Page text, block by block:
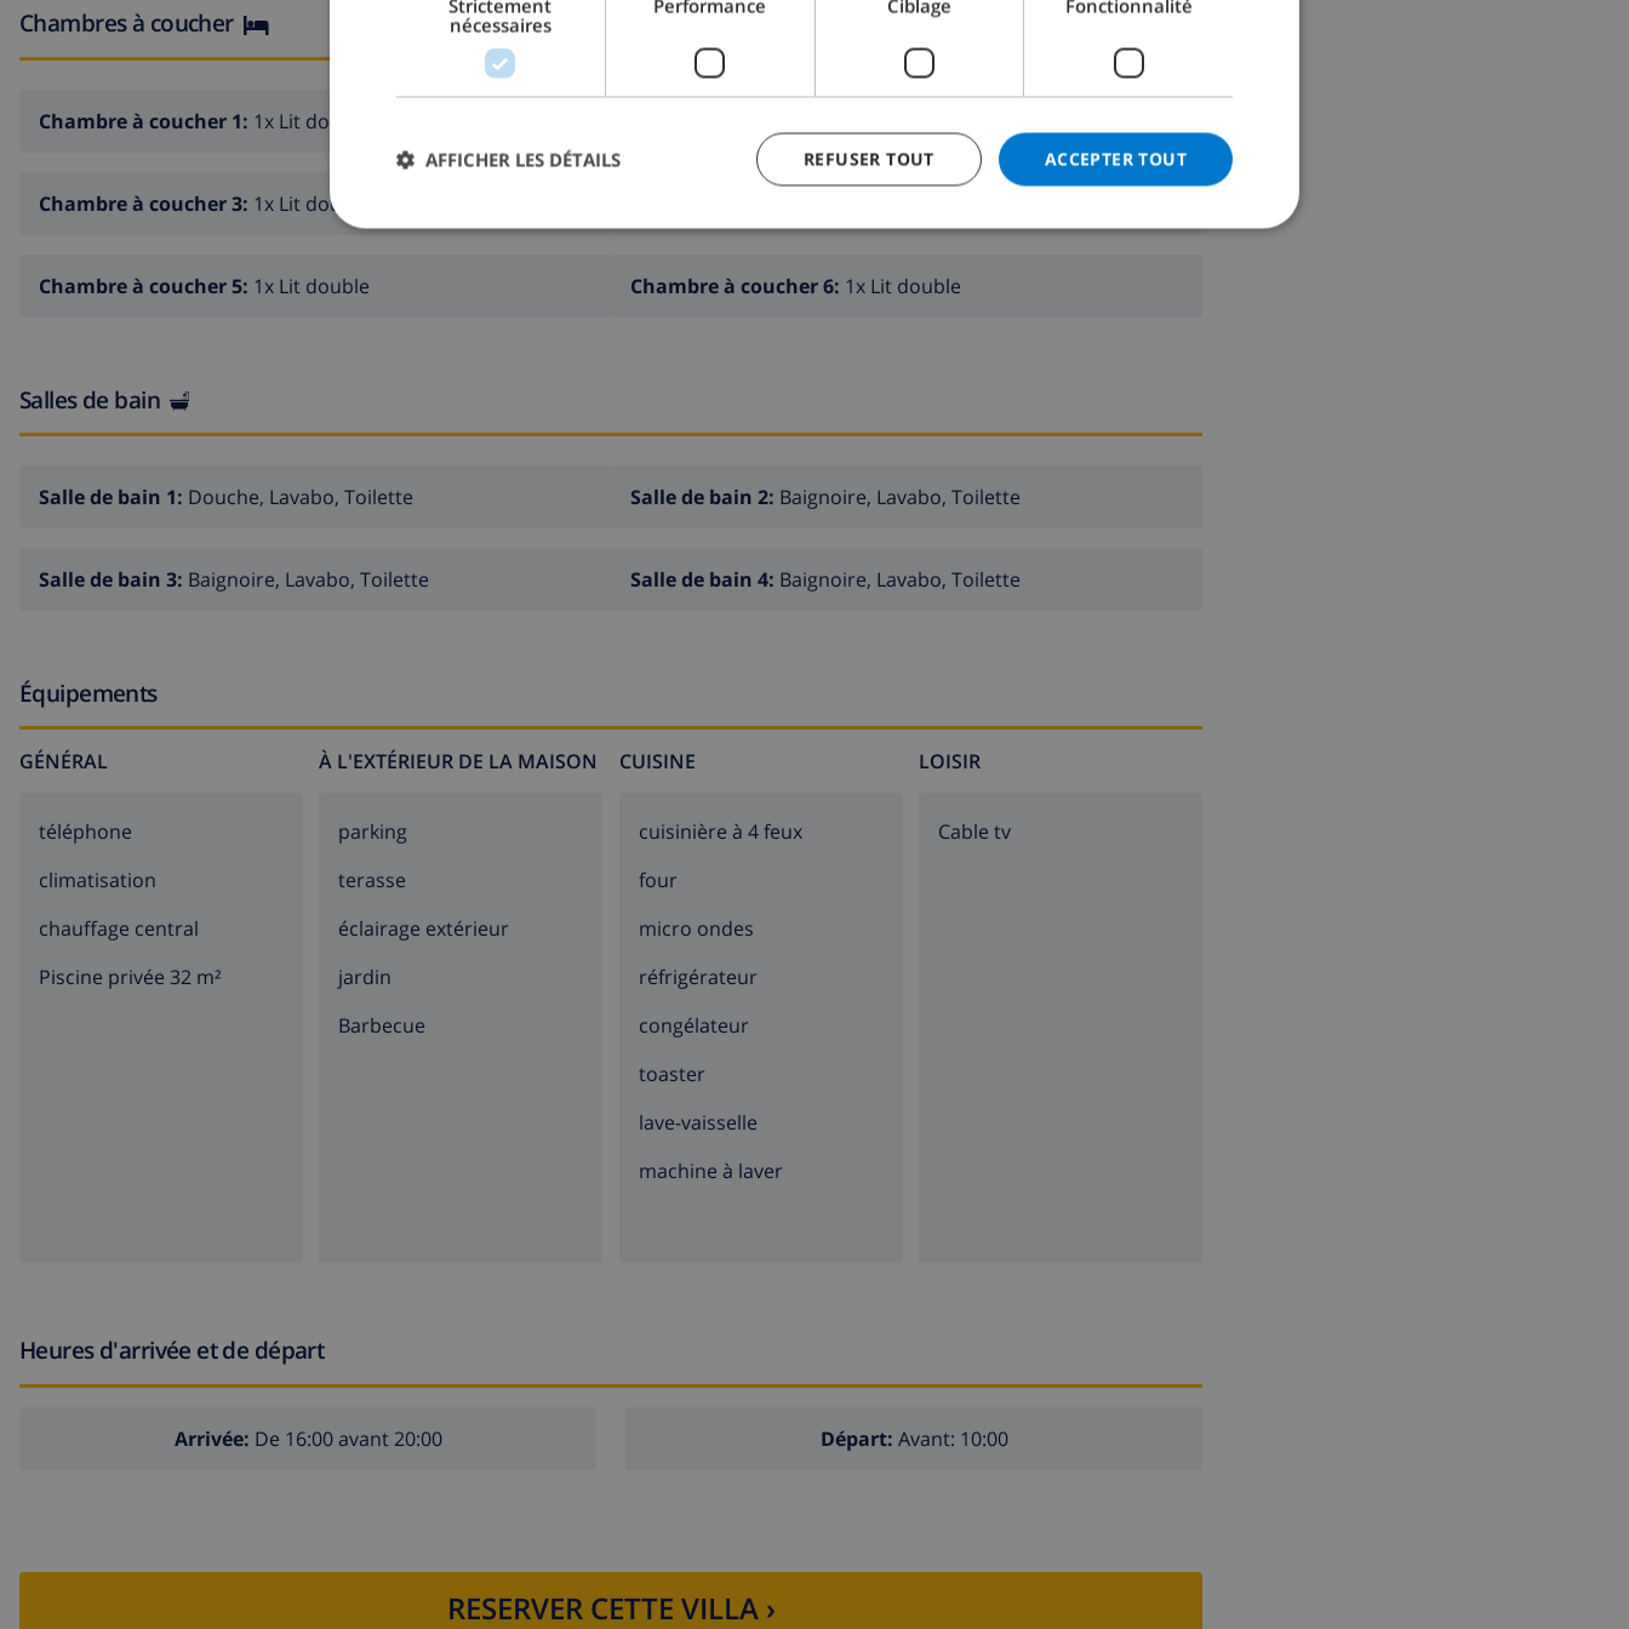
Chambres à coucher
Chambre à coucher 1: 1x Lit double
Chambre à coucher 3: 1x Lit double
Chambre à coucher 5: 1x Lit double Chambre à coucher 6: 1x Lit double
Salles de bain
Salle de bain 1: Douche, Lavabo, Toilette Salle de bain 2: Baignoire, Lavabo, Toilette
Salle de bain 3: Baignoire, Lavabo, Toilette Salle de bain 4: Baignoire, Lavabo, Toilette
Équipements
GÉNÉRAL
téléphone
climatisation
chauffage central
Piscine privée 32 m²
À L'EXTÉRIEUR DE LA MAISON
parking
terasse
éclairage extérieur
jardin
barbecue
CUISINE
cuisinière à 4 feux
four
micro ondes
réfrigérateur
congélateur
toaster
lave-vaisselle
machine à laver
LOISIR
Cable tv
Heures d'arrivée et de départ
Arrivée: De 16:00 avant 20:00 Départ: Avant: 10:00
RESERVER CETTE VILLA ›
CATALAN
DANISH
Strictement
nécessaires
Performance Ciblage Fonctionnalité
ACCEPTER TOUT
REFUSER TOUT
AFFICHER LES DÉTAILS